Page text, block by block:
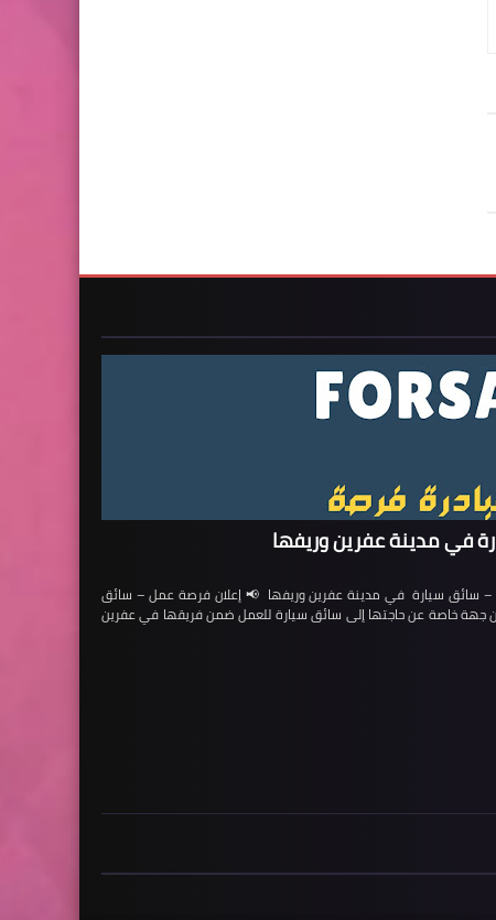
في مدينة عفرين وريفها
سيارة في مدينة عفرين وريفها 📢 إعلان فرصة عمل – سائق
جهة خاصة عن حاجتها إلى سائق سيارة للعمل ضمن فريقها في عفرين